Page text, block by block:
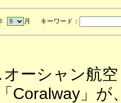
月 キーワード：
オーシャン航
Coralway」が